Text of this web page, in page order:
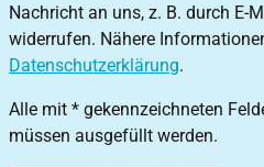
Nachricht an uns, z. B. durch E-
widerrufen. Nähere
Datenschutzerklärung.
Alle mit * gekennzeichneten
müssen ausgefüllt werden.